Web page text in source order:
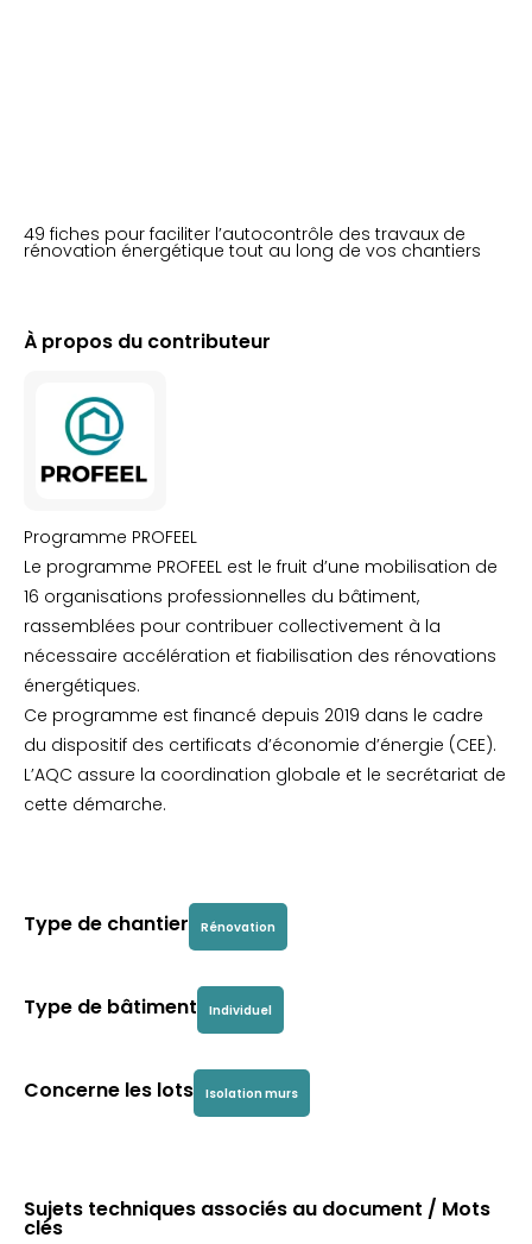
49 fiches pour faciliter l’autocontrôle des travaux de
rénovation énergétique tout au long de vos chantiers
À propos du contributeur
Programme PROFEEL
Le programme PROFEEL est le fruit d’une mobilisation de
16 organisations professionnelles du bâtiment,
rassemblées pour contribuer collectivement à la
nécessaire accélération et fiabilisation des rénovations
énergétiques.
Ce programme est financé depuis 2019 dans le cadre
du dispositif des certificats d’économie d’énergie (CEE).
L’AQC assure la coordination globale et le secrétariat de
cette démarche.
Type de chantier Rénovation
Type de bâtiment Individuel
Concerne les lots Isolation murs
Sujets techniques associés au document / Mots
clés